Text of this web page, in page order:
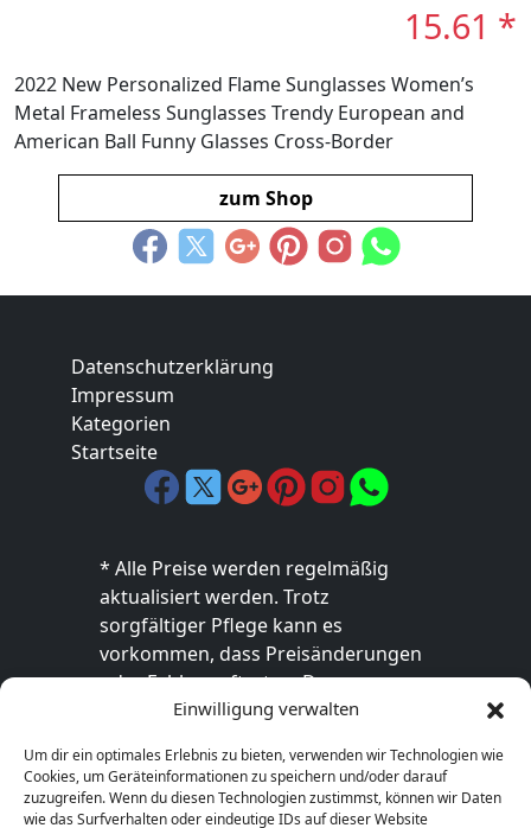
Einwilligung verwalten
Um dir ein optimales Erlebnis zu bieten, verwenden wir Technologien wie
Cookies, um Geräteinformationen zu speichern und/oder darauf
zuzugreifen. Wenn du diesen Technologien zustimmst, können wir Daten
wie das Surfverhalten oder eindeutige IDs auf dieser Website
15.61 *
2022 New Personalized Flame Sunglasses Women’s
Metal Frameless Sunglasses Trendy European and
American Ball Funny Glasses Cross-Border
zum Shop
Datenschutzerklärung
Impressum
Kategorien
Startseite
* Alle Preise werden regelmäßig
aktualisiert werden. Trotz
sorgfältiger Pflege kann es
vorkommen, dass Preisänderungen
oder Fehler auftreten. Der
endgültige Preis sowie die
ausschließlich im jeweiligen Online-
Shop des Anbieters verbindlich. Bitte